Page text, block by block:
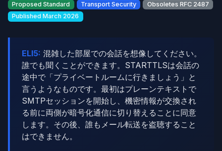
Proposed Standard Transport Security
Obsoletes RFC 2487
Published March 2026
ELI5: 混雑した部屋での会話を想像してください。
誰でも聞くことができます。STARTTLSは会話の
途中で「プライベートルームに行きましょう」と
言うようなものです。最初はプレーンテキストで
SMTPセッションを開始し、機密情報が交換され
る前に両側が暗号化通信に切り替えることに同意
します。その後、誰もメール転送を盗聴すること
はできません。